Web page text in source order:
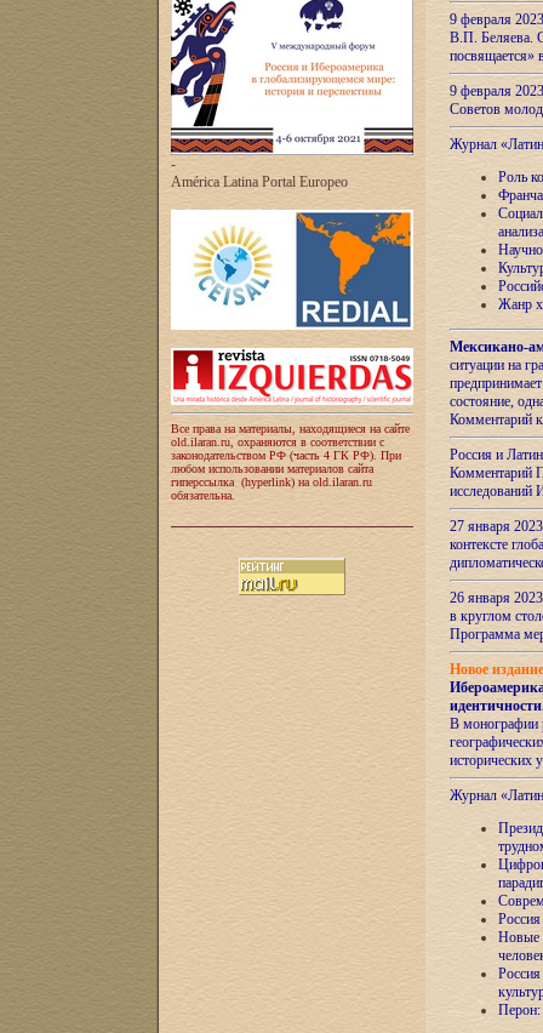
-
América Latina Portal Europeo
Все права на материалы, находящиеся на сайте
old.ilaran.ru, охраняются в соответствии с
законодательством РФ (часть 4 ГК РФ). При
любом использовании материалов сайта
гиперссылка (hyperlink) на old.ilaran.ru
обязательна.
9 февраля
В.П. Беляева.
посвящается»
9 февраля
Советов
Журнал
Роль
анализа
Жанр
Мексикано-
ситуации на
состояние,
Комментарий
Россия и
Комментарий
27 января
контексте
26 января
в круглом
Программа
Новое
идентичности
В монографии
исторических
Журнал
Новые
Перон: